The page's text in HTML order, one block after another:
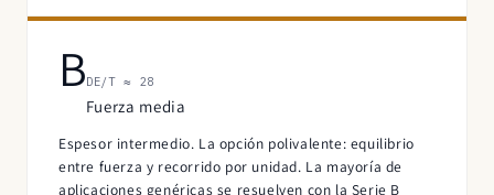
BDE/T ≈ 28
Fuerza media
Espesor intermedio. La opción polivalente: equilibrio
entre fuerza y recorrido por unidad. La mayoría de
aplicaciones genéricas se resuelven con la Serie B